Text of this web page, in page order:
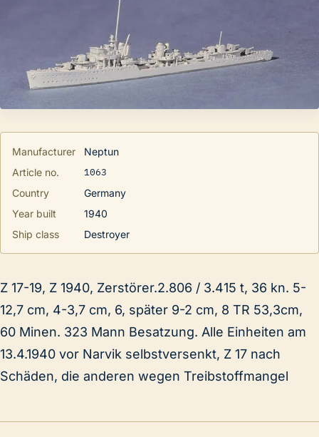
Manufacturer
Neptun
Article no.
1063
Country
Germany
Year built
1940
Ship class
Destroyer
Z 17-19, Z 1940, Zerstörer.2.806 / 3.415 t, 36 kn. 5-
12,7 cm, 4-3,7 cm, 6, später 9-2 cm, 8 TR 53,3cm,
60 Minen. 323 Mann Besatzung. Alle Einheiten am
13.4.1940 vor Narvik selbstversenkt, Z 17 nach
Schäden, die anderen wegen Treibstoffmangel